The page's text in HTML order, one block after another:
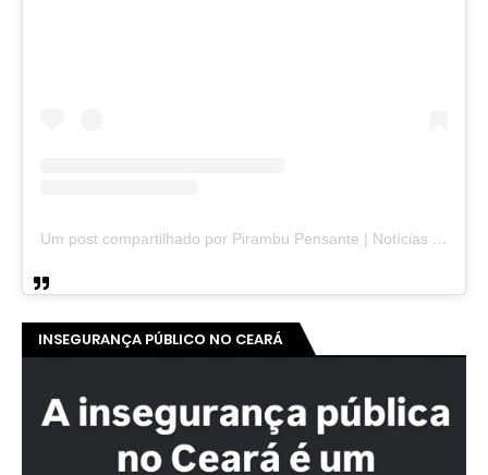
Um post compartilhado por Pirambu Pensante | Notícias & Entretenimento (@pirambupensante)
INSEGURANÇA PÚBLICO NO CEARÁ